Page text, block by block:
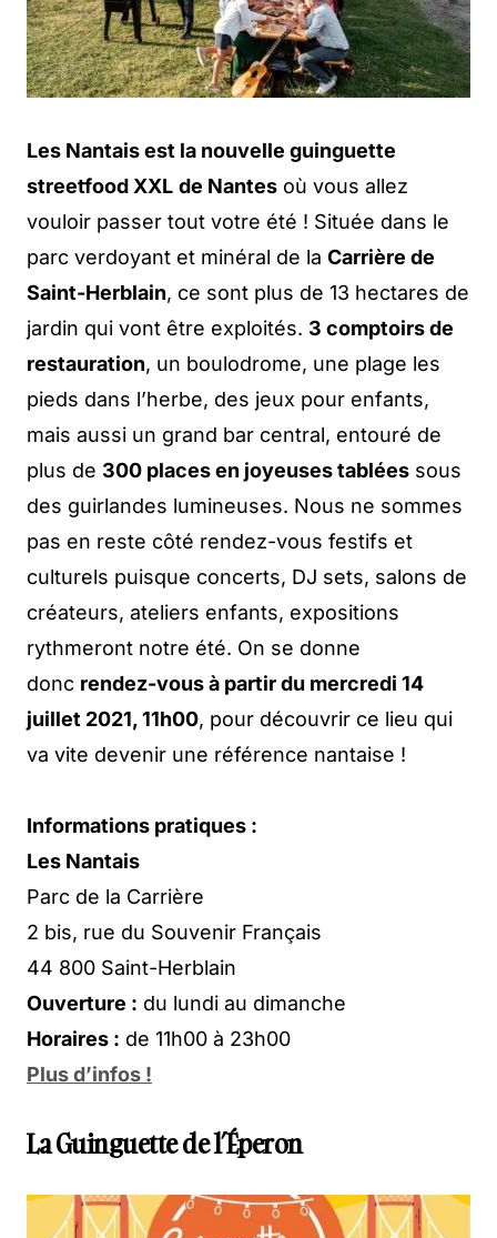
Les Nantais est la nouvelle guinguette
streetfood XXL de Nantes où vous allez
vouloir passer tout votre été ! Située dans le
parc verdoyant et minéral de la Carrière de
Saint-Herblain, ce sont plus de 13 hectares de
jardin qui vont être exploités. 3 comptoirs de
restauration, un boulodrome, une plage les
pieds dans l’herbe, des jeux pour enfants,
mais aussi un grand bar central, entouré de
plus de 300 places en joyeuses tablées sous
des guirlandes lumineuses. Nous ne sommes
pas en reste côté rendez-vous festifs et
culturels puisque concerts, DJ sets, salons de
créateurs, ateliers enfants, expositions
rythmeront notre été. On se donne
donc rendez-vous à partir du mercredi 14
juillet 2021, 11h00, pour découvrir ce lieu qui
va vite devenir une référence nantaise !
Informations pratiques :
Les Nantais
Parc de la Carrière
2 bis, rue du Souvenir Français
44 800 Saint-Herblain
Ouverture : du lundi au dimanche
Horaires : de 11h00 à 23h00
Plus d’infos !
La Guinguette de l’Éperon